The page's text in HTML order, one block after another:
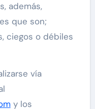
además,
que son;
ciegos o débiles
vía
y los